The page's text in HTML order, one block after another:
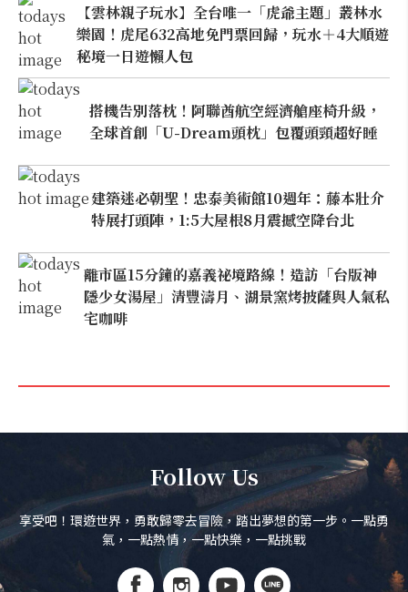
【雲林親子玩水】全台唯一「虎爺主題」叢林水
樂園！虎尾632高地免門票回歸，玩水＋4大順遊
秘境一日遊懶人包
搭機告別落枕！阿聯酋航空經濟艙座椅升級，
全球首創「U-Dream頭枕」包覆頭頸超好睡
建築迷必朝聖！忠泰美術館10週年：藤本壯介
特展打頭陣，1:5大屋根8月震撼空降台北
離市區15分鐘的嘉義祕境路線！造訪「台版神
隱少女湯屋」清豐濤月、湖景窯烤披薩與人氣私
宅咖啡
Follow Us
享受吧！環遊世界，勇敢歸零去冒險，踏出夢想的第一步。一點勇
氣，一點熱情，一點快樂，一點挑戰